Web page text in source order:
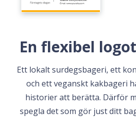
En flexibel
Ett lokalt surdegsbageri, ett
och ett veganskt kakbageri
historier att berätta. Därför
spegla det som gör just ditt